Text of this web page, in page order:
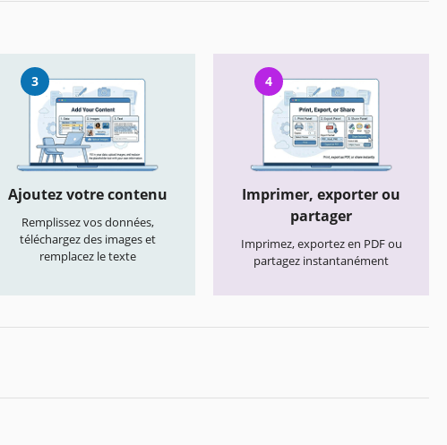
3
Ajoutez votre contenu
Remplissez vos données,
téléchargez des images et
remplacez le texte
4
Imprimer, exporter ou
partager
Imprimez, exportez en PDF ou
partagez instantanément